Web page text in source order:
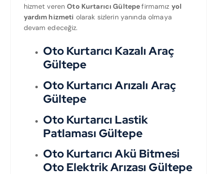
hizmet verenOto Kurtarıcı Gültepefirmamız yol
yardım hizmeti olarak sizlerin yanında olmaya
devam edeceğiz.
Oto Kurtarıcı Kazalı Araç
Gültepe
Oto Kurtarıcı Arızalı Araç
Gültepe
Oto Kurtarıcı Lastik
Patlaması Gültepe
Oto Kurtarıcı Akü Bitmesi
Oto Elektrik Arızası Gültepe